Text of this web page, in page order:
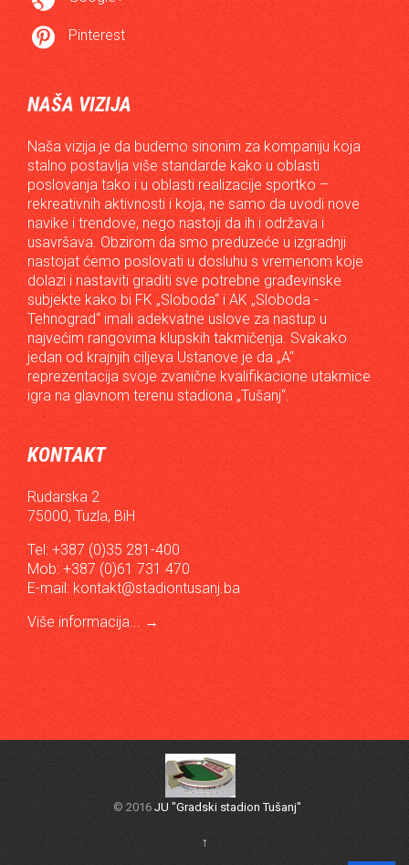
 Pinterest
NAŠA VIZIJA
Naša vizija je da budemo sinonim za kompaniju koja
stalno postavlja više standarde kako u oblasti
poslovanja tako i u oblasti realizacije sportko –
rekreativnih aktivnosti i koja, ne samo da uvodi nove
navike i trendove, nego nastoji da ih i održava i
usavršava. Obzirom da smo preduzeće u izgradnji
nastojat ćemo poslovati u dosluhu s vremenom koje
dolazi i nastaviti graditi sve potrebne građevinske
subjekte kako bi FK „Sloboda“ i AK „Sloboda -
Tehnograd“ imali adekvatne uslove za nastup u
najvećim rangovima klupskih takmičenja. Svakako
jedan od krajnjih ciljeva Ustanove je da „A“
reprezentacija svoje zvanične kvalifikacione utakmice
igra na glavnom terenu stadiona „Tušanj“.
KONTAKT
Rudarska 2
75000, Tuzla, BiH
Tel: +387 (0)35 281-400
Mob: +387 (0)61 731 470
E-mail: kontakt@stadiontusanj.ba
Više informacija... →
© 2016 JU "Gradski stadion Tušanj"
↑